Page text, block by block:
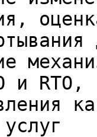
и